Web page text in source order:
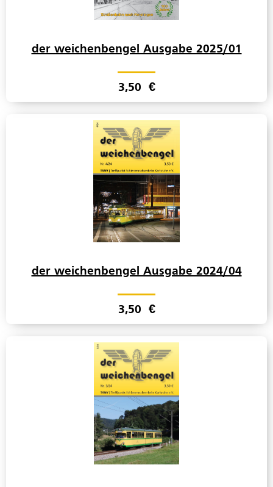
der weichenbengel Ausgabe 2025/01
3,50 €
der weichenbengel Ausgabe 2024/04
3,50 €